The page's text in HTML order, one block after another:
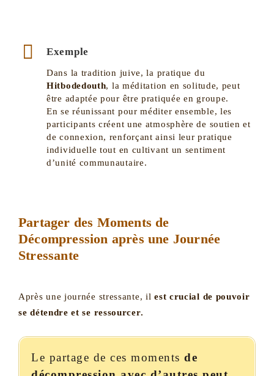
Exemple
Dans la tradition juive, la pratique du
Hitbodedouth, la méditation en solitude, peut
être adaptée pour être pratiquée en groupe.
En se réunissant pour méditer ensemble, les
participants créent une atmosphère de soutien et
de connexion, renforçant ainsi leur pratique
individuelle tout en cultivant un sentiment
d’unité communautaire.
Partager des Moments de
Décompression après une Journée
Stressante
Après une journée stressante, il est crucial de pouvoir
se détendre et se ressourcer.
Le partage de ces moments de